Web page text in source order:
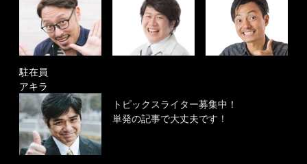
駐在員
アキラ
トピックスライター募集中！
単発の記事で大丈夫です！